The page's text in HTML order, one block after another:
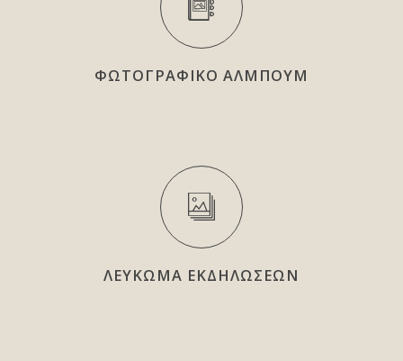
ΦΩΤΟΓΡΑΦΙΚΟ ΑΛΜΠΟΥΜ
ΛΕΥΚΩΜΑ ΕΚΔΗΛΩΣΕΩΝ